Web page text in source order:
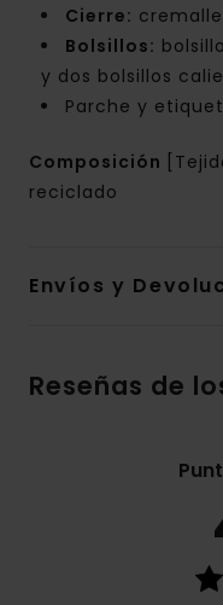
Cierre:
Bolsillos:
y dos bolsillos
Parche y
Composición
reciclado
Envíos y
Reseñas de